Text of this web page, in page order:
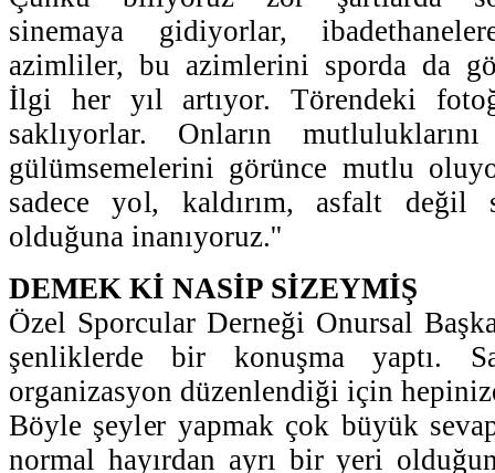
sinemaya gidiyorlar,
azimliler, bu azimlerini sporda da
İlgi her yıl artıyor. Törendeki
saklıyorlar. Onların
gülümsemelerini görünce mutlu
sadece yol, kaldırım, asfalt değil
olduğuna inanıyoruz.''
DEMEK Kİ NASİP SİZEYMİŞ
Özel Sporcular Derneği Onursal
şenliklerde bir konuşma yaptı.
organizasyon düzenlendiği için
Böyle şeyler yapmak çok büyük
normal hayırdan ayrı bir yeri